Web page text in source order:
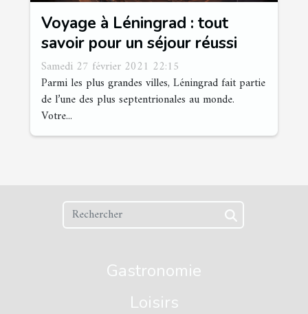
Voyage à Léningrad : tout
savoir pour un séjour réussi
Samedi 27 février 2021 22:15
Parmi les plus grandes villes, Léningrad fait partie
de l’une des plus septentrionales au monde.
Votre...
Gastronomie
Loisirs